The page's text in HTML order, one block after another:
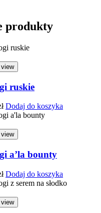
produkty
ruskie
Dodaj do koszyka
a’la bounty
Dodaj do koszyka